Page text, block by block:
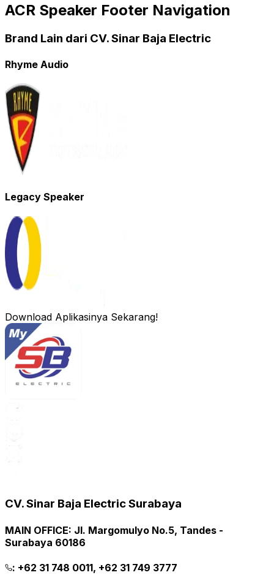
ACR Speaker Footer Navigation
Brand Lain dari CV. Sinar Baja Electric
Rhyme Audio
Legacy Speaker
Download Aplikasinya Sekarang!
CV. Sinar Baja Electric Surabaya
MAIN OFFICE: Jl. Margomulyo No.5, Tandes -
Surabaya 60186
: +62 31 748 0011, +62 31 749 3777